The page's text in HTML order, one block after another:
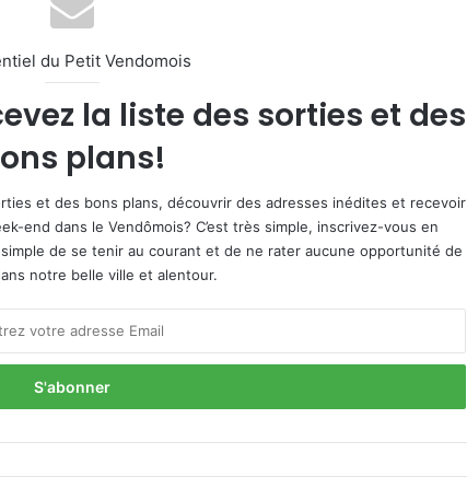
du Petit Vendomois
la liste des sorties et des
plans!
et des bons plans, découvrir des adresses inédites et recevoir
end dans le Vendômois? C’est très simple, inscrivez-vous en
de se tenir au courant et de ne rater aucune opportunité de
notre belle ville et alentour.